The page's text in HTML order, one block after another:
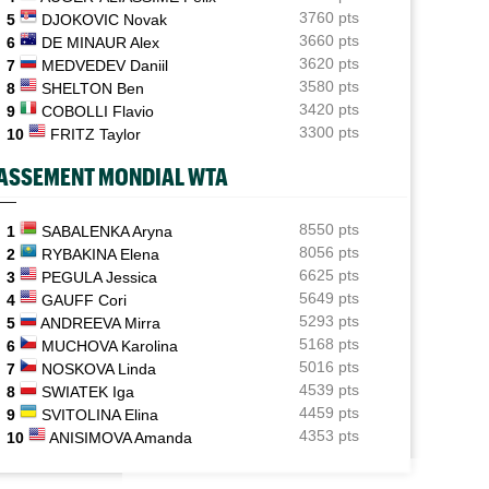
Coco Gauff sur les tests génétiques : "Je comprends
mais..."
06/08
ATP - Montréal
Auger-Aliassime, forfait : "Une douleur au niveau du
dos"
Elsa Jacquemot va éviter les périlleuses qualifications
Arthur Gea privé de wild-card, Gaël Monfils choisi :
"C'est dommage"
Jeunes
Championne du monde en 2025, la France U14 éliminée
dès les poules
5
DJOKOVIC Novak
3760 pts
6
DE MINAUR Alex
3660 pts
7
MEDVEDEV Daniil
3620 pts
8
SHELTON Ben
3580 pts
9
COBOLLI Flavio
3420 pts
10
FRITZ Taylor 3300 pts
MONDIAL WTA
1 SABALENKA Aryna
8550 pts
2
RYBAKINA Elena
8056 pts
3
PEGULA Jessica
6625 pts
4
GAUFF Cori
5649 pts
5
ANDREEVA Mirra
5293 pts
6
MUCHOVA Karolina
5168 pts
7
NOSKOVA Linda
5016 pts
8
SWIATEK Iga
4539 pts
9
SVITOLINA Elina
4459 pts
10
ANISIMOVA Amanda 4353 pts